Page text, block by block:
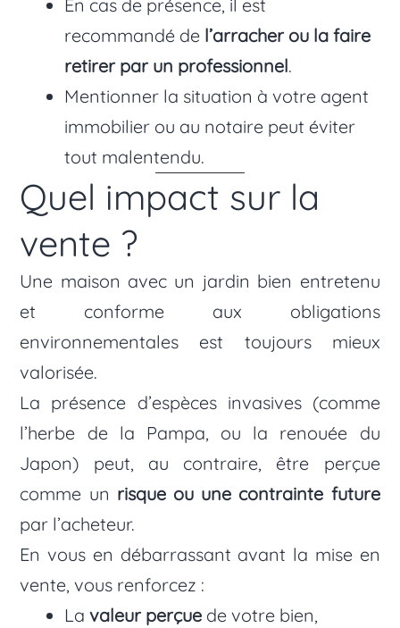
En cas de présence, il est
recommandé de l’arracher ou la faire
retirer par un professionnel.
Mentionner la situation à votre agent
immobilier ou au notaire peut éviter
tout malentendu.
Quel impact sur la
vente ?
Une maison avec un jardin bien entretenu
et conforme aux obligations
environnementales est toujours mieux
valorisée.
La présence d’espèces invasives (comme
l’herbe de la Pampa, ou la renouée du
Japon) peut, au contraire, être perçue
comme un risque ou une contrainte future
par l’acheteur.
En vous en débarrassant avant la mise en
vente, vous renforcez :
Lavaleur perçue de votre bien,